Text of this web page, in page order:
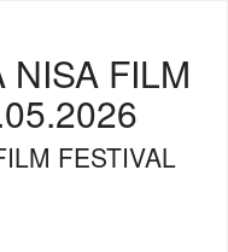
NISA FILM
FESTIVAL